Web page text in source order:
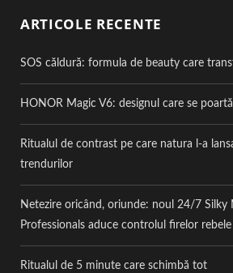
ARTICOLE RECENTE
SOS căldură: formula de beauty care
HONOR Magic V6: designul care se poartă
Ritualul de contrast pe care natura l-a
trendurilor
Netezire oricând, oriunde: noul 24/7 Silky
Professionals aduce controlul firelor
Ritualul de 5 minute care schimbă tot